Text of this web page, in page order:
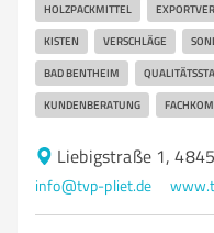
HOLZPACKMITTEL
KISTEN VERSCHLÄGE
BAD BENTHEIM
KUNDENBERATUNG
Liebigstraße 1,
info@tvp-pliet.de